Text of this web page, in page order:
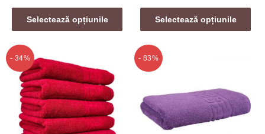
de
prețuri:
6,00 lei
39,00 lei
Selectează opțiunile
Acest
produs
multe
variații.
Opțiunile
pot
fi
prețuri:
59,00
Selectează opțiunile
Acest
produs
Opțiunile
pot
fi
- 34% - 83%